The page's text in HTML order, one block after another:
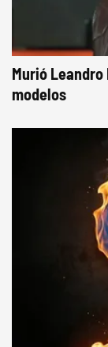
Murió
modelos